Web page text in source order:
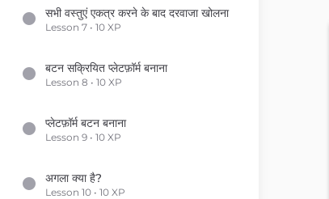
सभी वस्तुएं एकत्र करने के बाद दरवाजा खोलना
Lesson 7 • 10 XP
बटन सक्रियित प्लेटफ़ॉर्म बनाना
Lesson 8 • 10 XP
प्लेटफ़ॉर्म बटन बनाना
Lesson 9 • 10 XP
अगला क्या है?
Lesson 10 • 10 XP